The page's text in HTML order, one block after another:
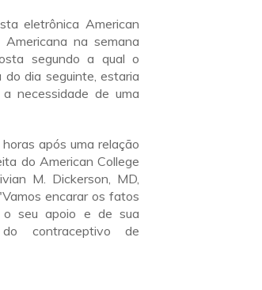
eletrônica American
na semana
segundo a qual o
do dia seguinte, estaria
necessidade de uma
após uma relação
do American College
M. Dickerson, MD,
encarar os fatos
o seu apoio e de sua
contraceptivo de